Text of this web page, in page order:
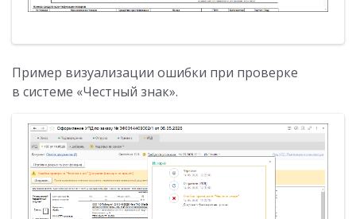
Пример визуализации ошибки при проверке
в системе «Честный знак».